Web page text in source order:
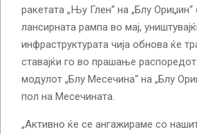
ракетата „Њу Глен“ на „Блу
лансирната рампа во мај,
инфраструктурата чија обнова ќе
ставајќи го во прашање
модулот „Блу Месечина“ на „Блу
пол на Месечината.
„Активно ќе се ангажираме со